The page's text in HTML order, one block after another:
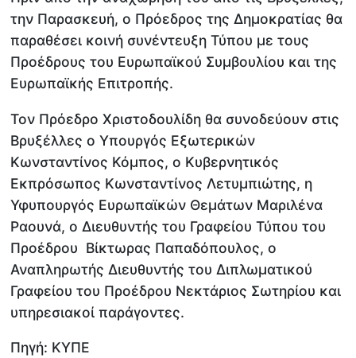
την Παρασκευή, ο Πρόεδρος της Δημοκρατίας θα
παραθέσει κοινή συνέντευξη Τύπου με τους
Προέδρους του Ευρωπαϊκού Συμβουλίου και της
Ευρωπαϊκής Επιτροπής.
Τον Πρόεδρο Χριστοδουλίδη θα συνοδεύουν στις
Βρυξέλλες ο Υπουργός Εξωτερικών
Κωνσταντίνος Κόμπος, ο Κυβερνητικός
Εκπρόσωπος Κωνσταντίνος Λετυμπιώτης, η
Υφυπουργός Ευρωπαϊκών Θεμάτων Μαριλένα
Ραουνά, ο Διευθυντής του Γραφείου Τύπου του
Προέδρου Βίκτωρας Παπαδόπουλος, ο
Αναπληρωτής Διευθυντής του Διπλωματικού
Γραφείου του Προέδρου Νεκτάριος Σωτηρίου και
υπηρεσιακοί παράγοντες.
Πηγή: ΚΥΠΕ